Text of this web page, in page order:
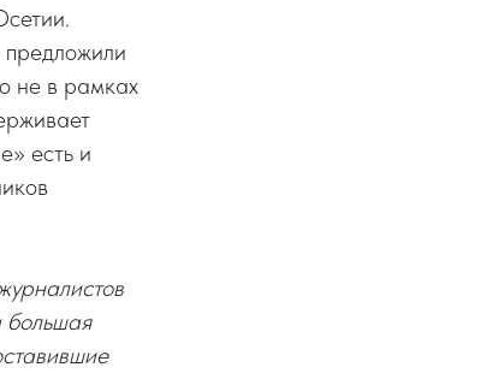
предложили
не в рамках
есть и
большая